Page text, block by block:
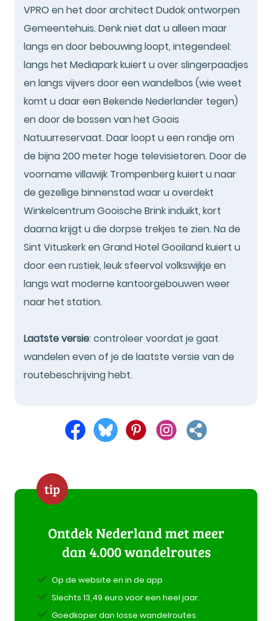
VPRO en het door architect Dudok ontworpen
Gemeentehuis. Denk niet dat u alleen maar
langs en door bebouwing loopt, integendeel:
langs het Mediapark kuiert u over slingerpaadjes
en langs vijvers door een wandelbos (wie weet
komt u daar een Bekende Nederlander tegen)
en door de bossen van het Goois
Natuurreservaat. Daar loopt u een rondje om
de bijna 200 meter hoge televisietoren. Door de
voorname villawijk Trompenberg kuiert u naar
de gezellige binnenstad waar u overdekt
Winkelcentrum Gooische Brink induikt, kort
daarna krijgt u die dorpse trekjes te zien. Na de
Sint Vituskerk en Grand Hotel Gooiland kuiert u
door een rustiek, leuk sfeervol volkswijkje en
langs wat moderne kantoorgebouwen weer
naar het station.
Laatste versie: controleer voordat je gaat
wandelen even of je de laatste versie van de
routebeschrijving hebt.
tip
Ontdek Nederland met meer
dan 4.000 wandelroutes
Op de website en in de app
Slechts 13,49 euro voor een heel jaar.
Goedkoper dan losse wandelroutes